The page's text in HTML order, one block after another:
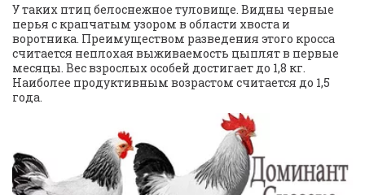
У таких птиц белоснежное туловище. Видны черные
перья с крапчатым узором в области хвоста и
воротника. Преимуществом разведения этого кросса
считается неплохая выживаемость цыплят в первые
месяцы. Вес взрослых особей достигает до 1,8 кг.
Наиболее продуктивным возрастом считается до 1,5
года.